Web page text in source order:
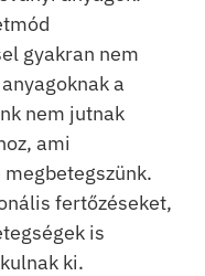
gyakran nem
a
nem jutnak
ami
fertőzéseket,
is
ki.